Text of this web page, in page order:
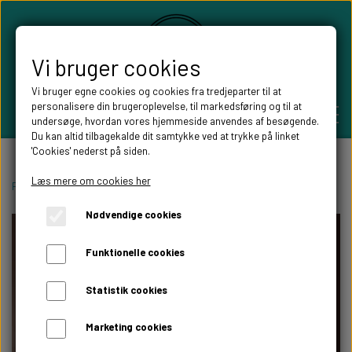
PERSONLIGE GAVER
BRYLLUPS GAVER
DÅBSGAVER/ NAVNGIVNING
SKILTE TIL FESTEN
WILLOW TREE FIGURER
WILLOW TREE BRYLLUPS FIGURER
Forside Pynt til festen Bordkort
Vi bruger cookies
Vi bruger egne cookies og cookies fra tredjeparter til at
personalisere din brugeroplevelse, til markedsføring og til at
undersøge, hvordan vores hjemmeside anvendes af besøgende.
Du kan altid tilbagekalde dit samtykke ved at trykke på linket
'Cookies' nederst på siden.
Læs mere om cookies her
Nødvendige cookies
Funktionelle cookies
Statistik cookies
Marketing cookies